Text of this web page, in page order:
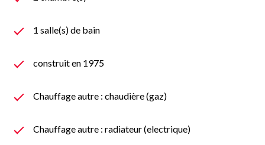
1 salle(s) de bain
construit en 1975
Chauffage autre : chaudière (gaz)
Chauffage autre : radiateur (electrique)